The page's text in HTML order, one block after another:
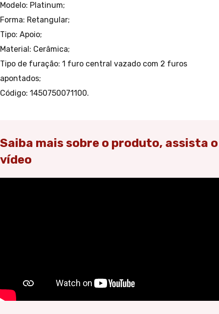
Modelo: Platinum;
Forma: Retangular;
Tipo: Apoio;
Material: Cerâmica;
Tipo de furação: 1 furo central vazado com 2 furos
apontados;
Código: 1450750071100.